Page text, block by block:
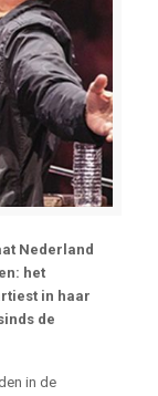
Nederland
het
in haar
de
in de